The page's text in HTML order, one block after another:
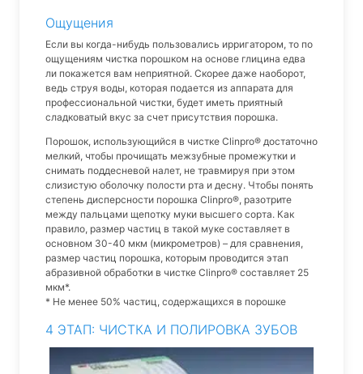
Ощущения
Если вы когда-нибудь пользовались ирригатором, то по
ощущениям чистка порошком на основе глицина едва
ли покажется вам неприятной. Скорее даже наоборот,
ведь струя воды, которая подается из аппарата для
профессиональной чистки, будет иметь приятный
сладковатый вкус за счет присутствия порошка.
Порошок, использующийся в чистке Clinpro® достаточно
мелкий, чтобы прочищать межзубные промежутки и
снимать поддесневой налет, не травмируя при этом
слизистую оболочку полости рта и десну. Чтобы понять
степень дисперсности порошка Clinpro®, разотрите
между пальцами щепотку муки высшего сорта. Как
правило, размер частиц в такой муке составляет в
основном 30-40 мкм (микрометров) – для сравнения,
размер частиц порошка, которым проводится этап
абразивной обработки в чистке Clinpro® составляет 25
мкм*.
* Не менее 50% частиц, содержащихся в порошке
4 ЭТАП: ЧИСТКА И ПОЛИРОВКА ЗУБОВ